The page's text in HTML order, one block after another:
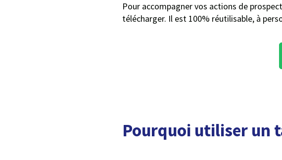
Pour accompagner vos actions de
télécharger. Il est 100% réutilisable, à
Pourquoi utiliser un